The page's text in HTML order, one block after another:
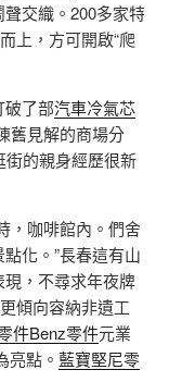
交織。200多家特
上，方可開啟“爬
破了部汽車冷氣芯
舊見解的商場分
街的親身經歷很新
，咖啡館內。們舍
化。”長春這有山
，不尋求年夜牌
傾向容納非遺工
件Benz零件元業
亮點。 藍寶堅尼零